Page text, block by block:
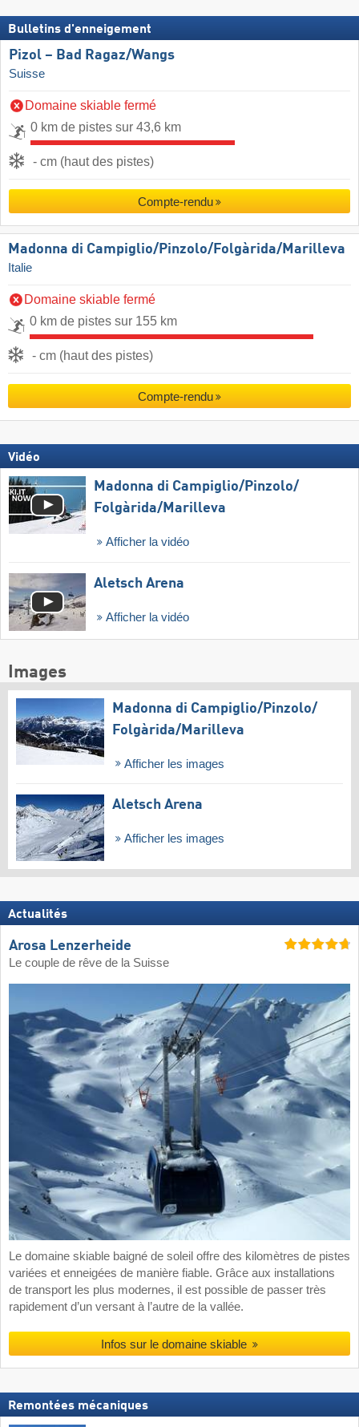
Bulletins d'enneigement
Pizol – Bad Ragaz/​Wangs
Suisse
Domaine skiable fermé
0 km de pistes sur 43,6 km
- cm (haut des pistes)
Compte-rendu
Madonna di Campiglio/​Pinzolo/​Folgàrida/​Marilleva
Italie
Domaine skiable fermé
0 km de pistes sur 155 km
- cm (haut des pistes)
Compte-rendu
Vidéo
Madonna di Campiglio/​Pinzolo/​
Folgàrida/​Marilleva
Afficher la vidéo
Aletsch Arena
Afficher la vidéo
Images
Madonna di Campiglio/​Pinzolo/​
Folgàrida/​Marilleva
Afficher les images
Aletsch Arena
Afficher les images
Actualités
Arosa Lenzerheide
Le couple de rêve de la Suisse
Le domaine skiable baigné de soleil offre des kilomètres de pistes
variées et enneigées de manière fiable. Grâce aux installations
de transport les plus modernes, il est possible de passer très
rapidement d’un versant à l’autre de la vallée.
Infos sur le domaine skiable
Remontées mécaniques